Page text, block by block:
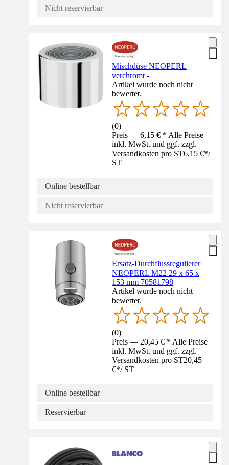
Nicht reservierbar
Mischdüse NEOPERL
verchromt -
Artikel wurde noch nicht
bewertet.
(0)
Preis — 6,15 € * Alle Preise
inkl. MwSt. und ggf. zzgl.
Versandkosten pro ST6,15 €*/
ST
Online bestellbar
Nicht reservierbar
Ersatz-Durchflussregulierer
NEOPERL M22 29 x 65 x
153 mm 70581798
Artikel wurde noch nicht
bewertet.
(0)
Preis — 20,45 € * Alle Preise
inkl. MwSt. und ggf. zzgl.
Versandkosten pro ST20,45
€*/ ST
Online bestellbar
Reservierbar